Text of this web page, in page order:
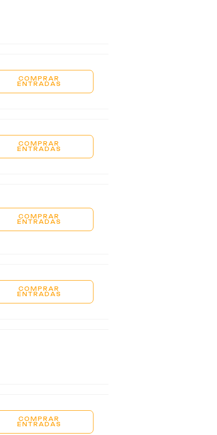
COMPRAR
ENTRADAS
COMPRAR
ENTRADAS
COMPRAR
ENTRADAS
COMPRAR
ENTRADAS
COMPRAR
ENTRADAS